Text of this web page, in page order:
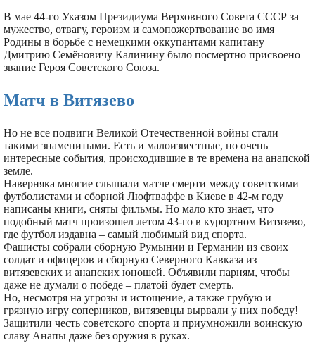
В мае 44-го Указом Президиума Верховного Совета СССР за
мужество, отвагу, героизм и самопожертвование во имя
Родины в борьбе с немецкими оккупантами капитану
Дмитрию Семёновичу Калинину было посмертно присвоено
звание Героя Советского Союза.
Матч в Витязево
Но не все подвиги Великой Отечественной войны стали
такими знаменитыми. Есть и малоизвестные, но очень
интересные события, происходившие в те времена на анапской
земле.
Наверняка многие слышали матче смерти между советскими
футболистами и сборной Люфтваффе в Киеве в 42-м году
написаны книги, сняты фильмы. Но мало кто знает, что
подобный матч произошел летом 43-го в курортном Витязево,
где футбол издавна – самый любимый вид спорта.
Фашисты собрали сборную Румынии и Германии из своих
солдат и офицеров и сборную Северного Кавказа из
витязевских и анапских юношей. Объявили парням, чтобы
даже не думали о победе – платой будет смерть.
Но, несмотря на угрозы и истощение, а также грубую и
грязную игру соперников, витязевцы вырвали у них победу!
Защитили честь советского спорта и приумножили воинскую
славу Анапы даже без оружия в руках.